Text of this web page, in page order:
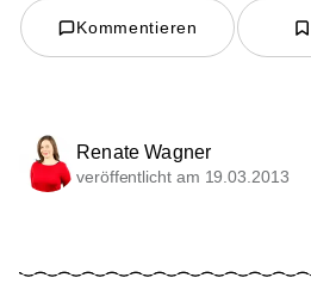
Kommentieren
Renate Wagner
veröffentlicht am 19.03.2013